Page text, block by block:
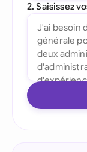
2. Saisissez